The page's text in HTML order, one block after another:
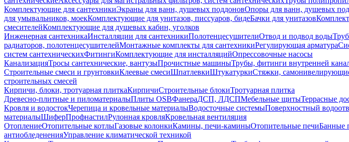
Комплектующие для сантехникиЭкраны для ванн, душевых поддоновОпоры для ванн, душевых
для умывальников, моекКомплектующие для унитазов, писсуаров, бидеБачки для унитазов
смесителейКомплектующие для душевых кабин, уголков
Инженерная сантехникаИнсталляции для сантехникиПолотенцесушителиОтвод и подвод воды
радиаторов, полотенцесушителейМонтажные комплекты для сантехникиРегулирующая арматура
систем сантехническихФитингиКомплектующие для инсталляцийОпрессовочные насосы
КанализацияТросы сантехнические, вантузыПрочистные машиныТрубы, фитинги внутренней
Строительные смеси и грунтовкиКлеевые смесиШпатлевкиШтукатуркиСтяжки,
строительных смесей
Кирпичи, блоки, тротуарная плиткаКирпичиСтроительные блокиТротуарная плитка
Древесно-плитные и пиломатериалыПлиты OSBФанераДСП, ЛДСПМебельные щитыТеррасные
Кровля и водостокЧерепица и кровельные материалыВодосточные системыПоверхностный
материалыШиферПрофнастилРулонная кровляКровельная вентиляция
ОтоплениеОтопительные котлыГазовые колонкиКамины, печи-каминыОтопительные печиБанные
антиобледененияУправление климатической техникой